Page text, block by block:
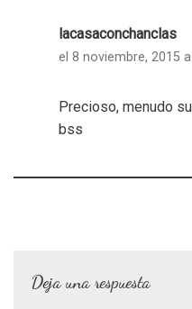
lacasaconchanclas
el 8 noviembre, 2015
Precioso, menudo
bss
Deja una respuesta